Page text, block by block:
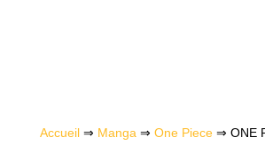
Accueil⇒ Manga ⇒ One Piece⇒ ONE